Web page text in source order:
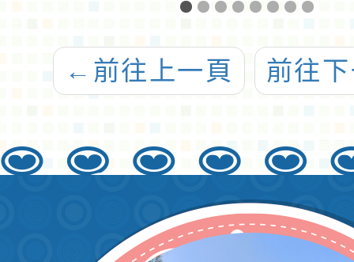
畫「
訓-初
AR/
← 前往上一頁 前往